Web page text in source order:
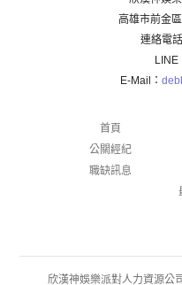
高雄市前金
連絡電話
LINE
E-Mail：
首頁
公關經紀
職缺訊息
欣漢神娛樂派對人力資源公